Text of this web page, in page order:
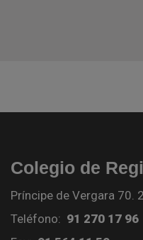
Colegio de
Príncipe de Vergara 70.
Teléfono: 91 270 17 96